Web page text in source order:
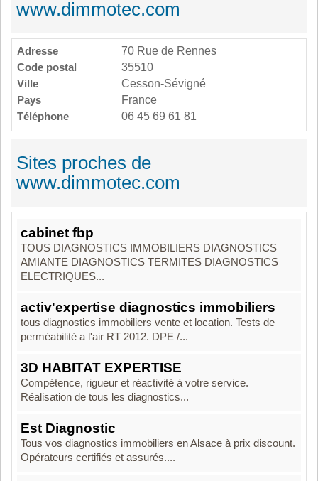
www.dimmotec.com
Adresse
70 Rue de Rennes
Code postal
35510
Ville
Cesson-Sévigné
Pays
France
Téléphone
06 45 69 61 81
Sites proches de
www.dimmotec.com
cabinet fbp
TOUS DIAGNOSTICS IMMOBILIERS DIAGNOSTICS
AMIANTE DIAGNOSTICS TERMITES DIAGNOSTICS
ELECTRIQUES...
activ'expertise diagnostics immobiliers
tous diagnostics immobiliers vente et location. Tests de
perméabilité a l'air RT 2012. DPE /...
3D HABITAT EXPERTISE
Compétence, rigueur et réactivité à votre service.
Réalisation de tous les diagnostics...
Est Diagnostic
Tous vos diagnostics immobiliers en Alsace à prix discount.
Opérateurs certifiés et assurés....